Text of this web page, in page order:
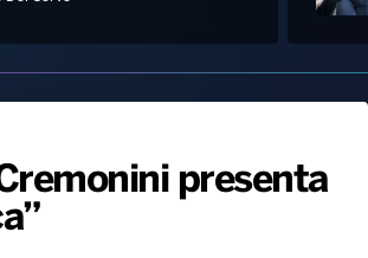
Hit Dance
e Spettacolo
News TV
presenta